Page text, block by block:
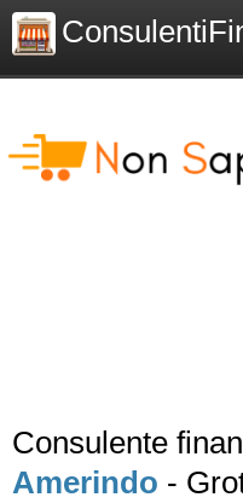
Consulente
Amerindo -